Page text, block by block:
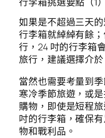
如果是不超過三天
行李箱就綽綽有餘
行，24 吋的行李箱
旅行，建議選擇介
當然也需要考量到
寒冷季節旅遊，或
購物，即使是短程
吋的行李箱，確保
物和戰利品。